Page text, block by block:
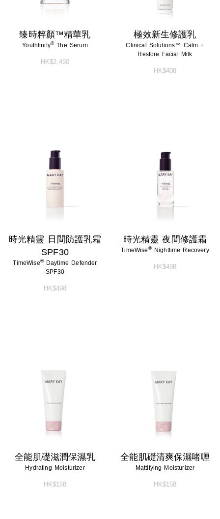
臻時粹顏™精華乳
Youthfinity®The Serum
HK$2,450
極效新生修護乳
Clinical Solutions™ Calm +
Restore Facial Milk
HK$408
時光精靈 日間防護乳霜
SPF30
TimeWise®Daytime Defender
SPF30
HK$498
時光精靈 夜間修護霜
TimeWise®Nighttime Recovery
HK$498
全能肌礎滋潤保濕乳
Hydrating Moisturizer
HK$158
全能肌礎清爽保濕啫喱
Mattifying Moisturizer
HK$158